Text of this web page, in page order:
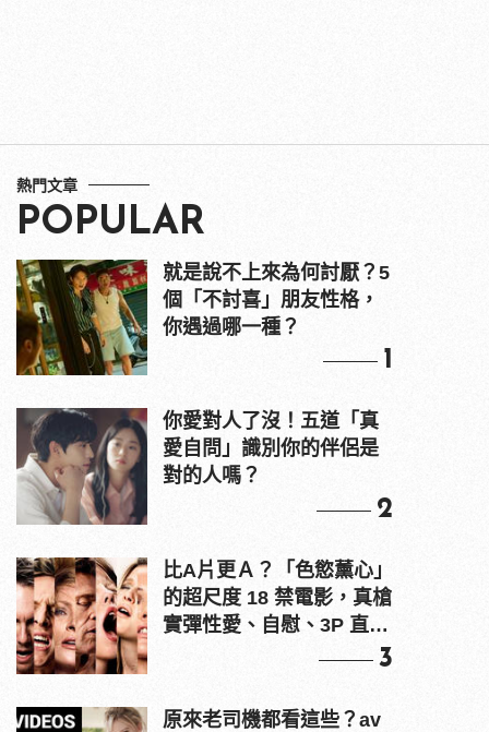
熱門文章
POPULAR
就是說不上來為何討厭？5
個「不討喜」朋友性格，
你遇過哪一種？
1
你愛對人了沒！五道「真
愛自問」識別你的伴侶是
對的人嗎？
2
比A片更Ａ？「色慾薰心」
的超尺度 18 禁電影，真槍
實彈性愛、自慰、3P 直接
3
原來老司機都看這些？av